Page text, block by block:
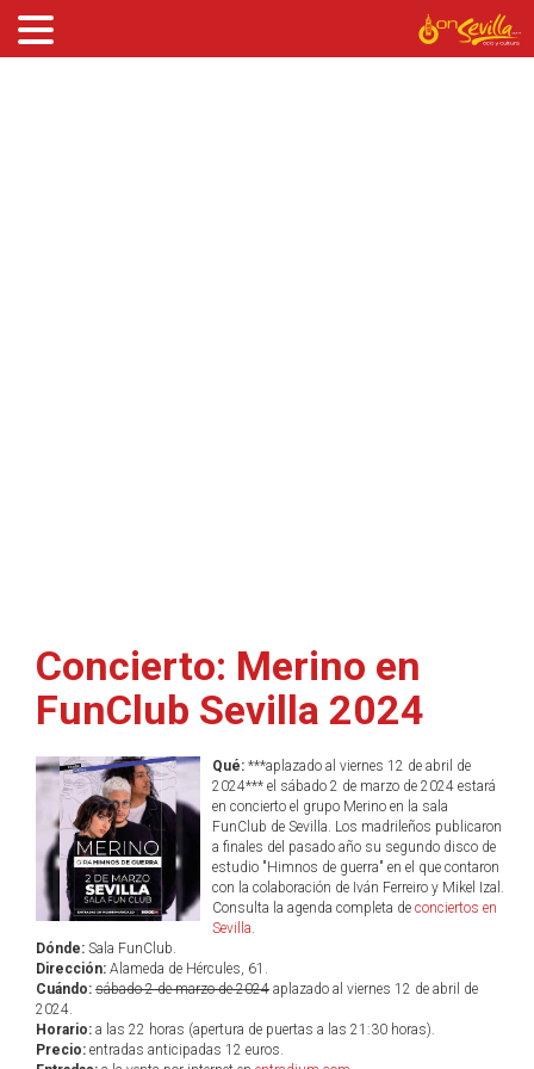
Concierto: Merino en
FunClub Sevilla 2024
Qué:***aplazado al viernes 12 de abril de
2024*** el sábado 2 de marzo de 2024 estará
en concierto el grupo Merino en la sala
FunClub de Sevilla. Los madrileños publicaron
a finales del pasado año su segundo disco de
estudio "Himnos de guerra" en el que contaron
con la colaboración de Iván Ferreiro y Mikel Izal.
Consulta la agenda completa de conciertos en
Sevilla.
Dónde: Sala FunClub.
Dirección: Alameda de Hércules, 61.
Cuándo: sábado 2 de marzo de 2024 aplazado al viernes 12 de abril de
2024.
Horario: a las 22 horas (apertura de puertas a las 21:30 horas).
Precio: entradas anticipadas 12 euros.